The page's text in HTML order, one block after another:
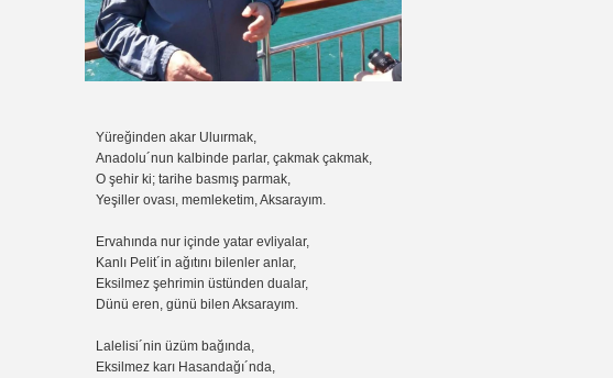
Yüreğinden akar Uluırmak,
Anadolu´nun kalbinde parlar, çakmak çakmak,
O şehir ki; tarihe basmış parmak,
Yeşiller ovası, memleketim, Aksarayım.
Ervahında nur içinde yatar evliyalar,
Kanlı Pelit´in ağıtını bilenler anlar,
Eksilmez şehrimin üstünden dualar,
Dünü eren, günü bilen Aksarayım.
Lalelisi´nin üzüm bağında,
Eksilmez karı Hasandağı´nda,